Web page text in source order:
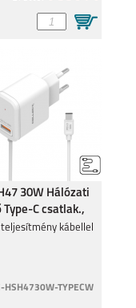
30W Hálózati
Type-C csatlak.,
kábellel
HSH4730W-TYPECW